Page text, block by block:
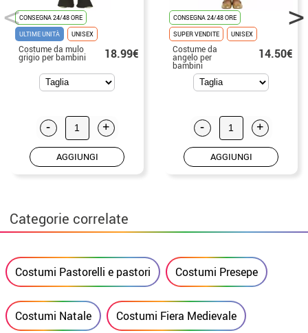
CONSEGNA 24/48 ORE
ULTIME UNITÀ
UNISEX
Costume da mulo
grigio per bambini 18.99€
- +
AGGIUNGI
CONSEGNA 24/48 ORE
SUPER VENDITE
UNISEX
Costume da
angelo per
bambini
14.50€
- +
AGGIUNGI
Categorie correlate
Costumi Pastorelli e pastori Costumi Presepe
Costumi Natale Costumi Fiera Medievale